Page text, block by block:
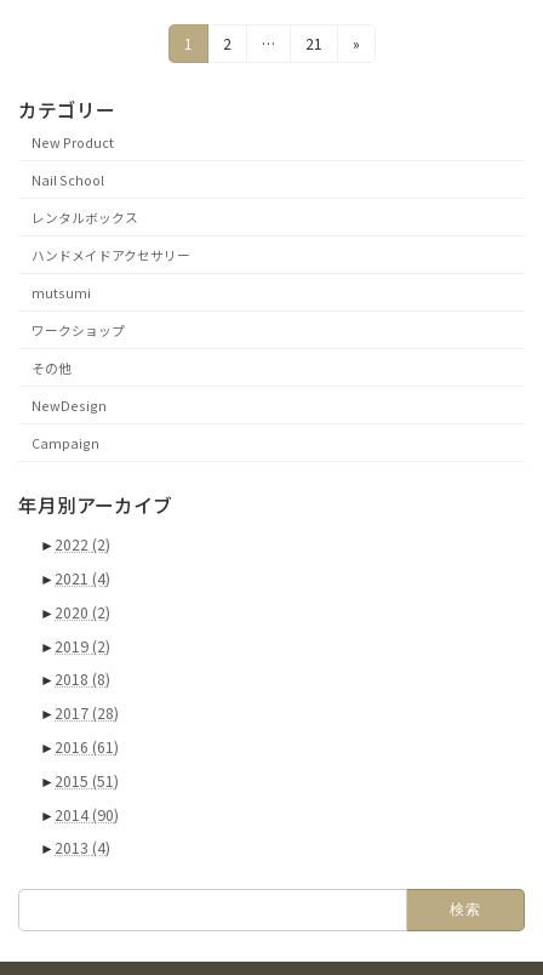
の
ペ
ー
ジ
送
り
固
定
1
固
2 …
固
21 »
カテゴリー
New Product
Nail School
レンタルボックス
ハンドメイドアクセサリー
mutsumi
ワークショップ
その他
NewDesign
Campaign
年月別アーカイブ
►2022 (2)
►2021 (4)
►2020 (2)
►2019 (2)
►2018 (8)
►2017 (28)
►2016 (61)
►2015 (51)
►2014(90)
►2013 (4)
検